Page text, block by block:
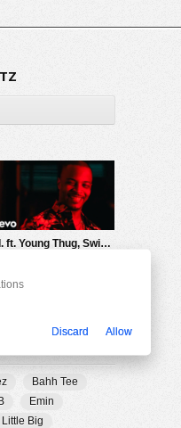
T.I. ft. Young Thug, Swizz Beatz — The Weekend
Bahh Tee
Emin
Little Big
Discard Allow